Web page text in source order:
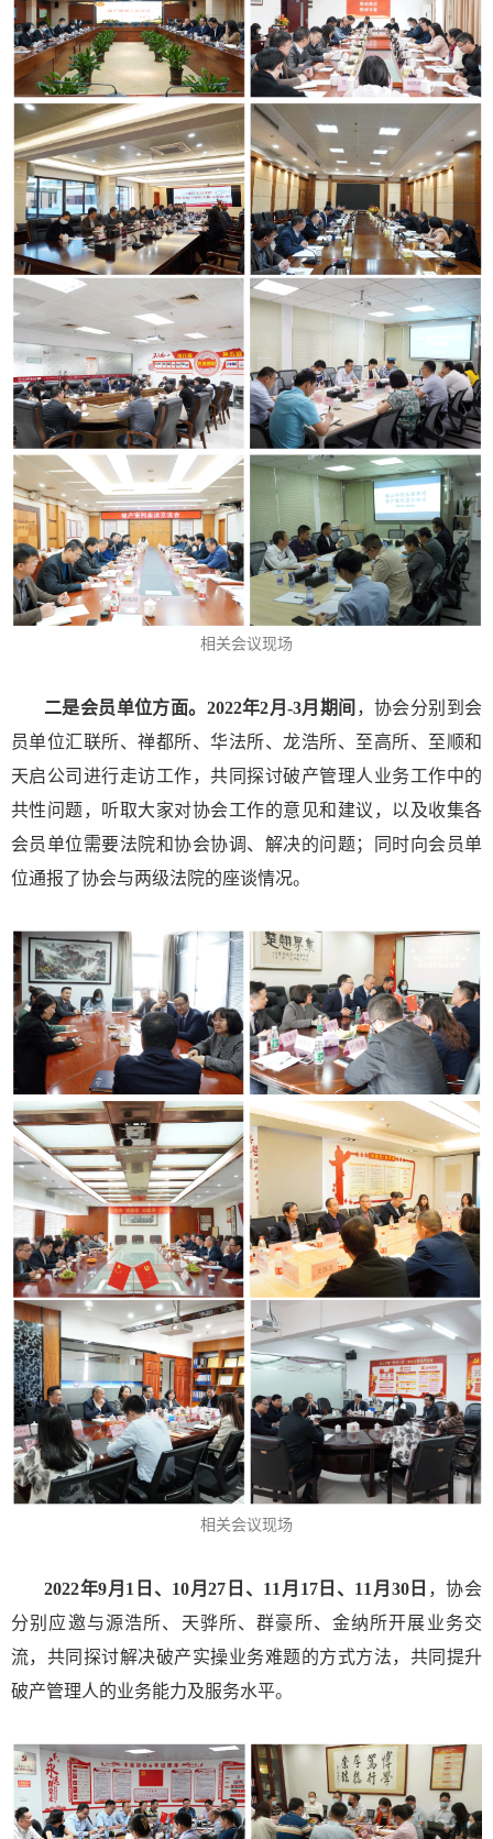
相关会议现场
二是会员单位方面。 2022年2月-3月期间 ，协会分别到会
员单位汇联所、禅都所、华法所、龙浩所、至高所、至顺和
天启公司进行走访工作，共同探讨破产管理人业务工作中的
共性问题，听取大家对协会工作的意见和建议，以及收集各
会员单位需要法院和协会协调、解决的问题；同时向会员单
位通报了协会与两级法院的座谈情况。
相关会议现场
2022年9月1日、10月27日、11月17日、11月30日 ，协会
分别应邀与源浩所、天骅所、群豪所、金纳所开展业务交
流，共同探讨解决破产实操业务难题的方式方法，共同提升
破产管理人的业务能力及服务水平。